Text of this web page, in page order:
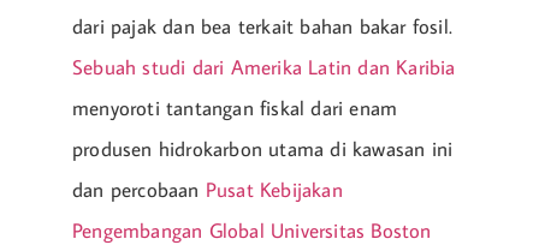
dari pajak dan bea terkait bahan bakar fosil.
Sebuah studi dari Amerika Latin dan Karibia
menyoroti tantangan fiskal dari enam
produsen hidrokarbon utama di kawasan ini
dan percobaan Pusat Kebijakan
Pengembangan Global Universitas Boston